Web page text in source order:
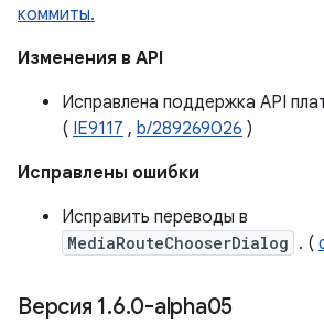
коммиты.
Изменения в API
Исправлена ​​поддержка API
( IE9117 , b/289269026 )
Исправлены ошибки
Исправить переводы в
MediaRouteChooserDialog . (
Версия 1.6.0-alpha05